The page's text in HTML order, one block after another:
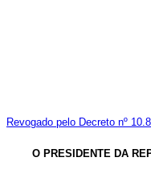
Revogado pelo Decreto nº
O PRESIDENTE DA